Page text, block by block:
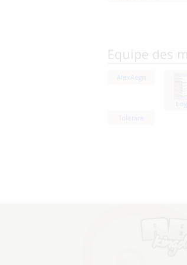
Equipe des
AlexAegis
Tolerare